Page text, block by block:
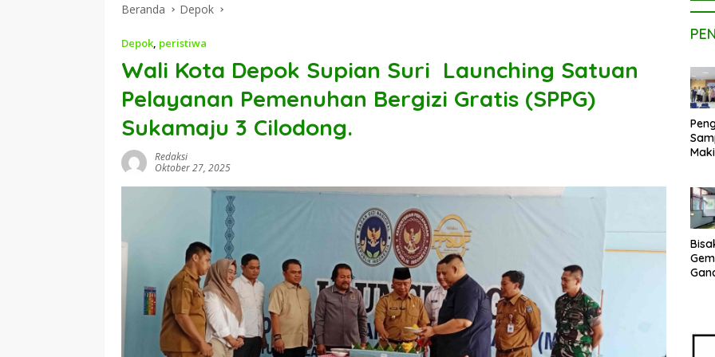
Beranda Depok
Depok, peristiwa
Wali Kota Depok Supian Suri Launching Satuan
Pelayanan Pemenuhan Bergizi Gratis (SPPG)
Sukamaju 3 Cilodong.
Redaksi
Oktober 27, 2025